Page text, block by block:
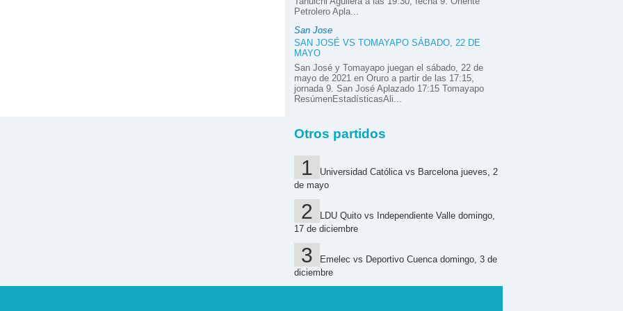
Petrolero Apla...
San Jose
SAN JOSÉ VS TOMAYAPO SÁBADO, 22 DE
MAYO
San José y Tomayapo juegan el sábado, 22 de
mayo de 2021 en Oruro a partir de las 17:15,
jornada 9. San José Aplazado 17:15 Tomayapo
ResúmenEstadísticasAli...
Otros partidos
Universidad Católica vs Barcelona jueves, 2
de mayo
LDU Quito vs Independiente Valle domingo,
17 de diciembre
Emelec vs Deportivo Cuenca domingo, 3 de
diciembre